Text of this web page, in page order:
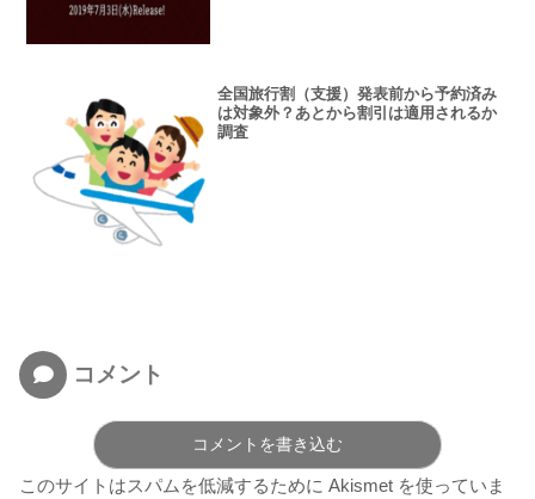
全国旅行割（支援）発表前から予約済み
は対象外？あとから割引は適用されるか
調査
コメント
コメントを書き込む
このサイトはスパムを低減するために Akismet を使っていま